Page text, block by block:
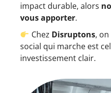
impact durable, alors
vous apporter.
Chez Disruptons,
social qui marche est
investissement clair.